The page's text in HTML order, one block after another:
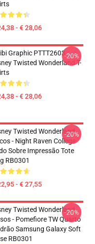
- € 28,06
Graphic PTTT2603
Twisted Wonderland T-
- € 28,06
-20%
Twisted Wonderland
- Night Raven College
Sobre Impressão Tote
RB0301
- € 27,55
-20%
Twisted Wonderland
- Pomefiore TW Quarto
Samsung Galaxy Soft
RB0301
-20%